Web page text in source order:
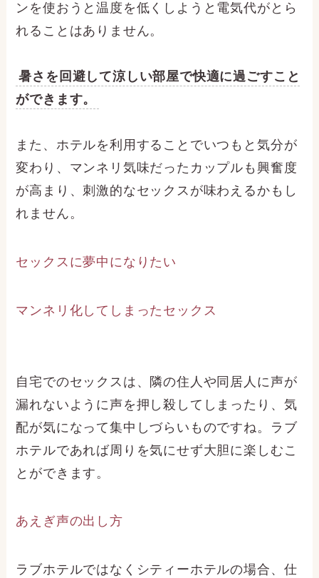
ンを使おうと温度を低くしようと電気代がとら
れることはありません。
暑さを回避して涼しい部屋で快適に過ごすこと
ができます。
また、ホテルを利用することでいつもと気分が
変わり、マンネリ気味だったカップルも興奮度
が高まり、刺激的なセックスが味わえるかもし
れません。
セックスに夢中になりたい
マンネリ化してしまったセックス
自宅でのセックスは、隣の住人や同居人に声が
漏れないように声を押し殺してしまったり、気
配が気になって集中しづらいものですね。ラブ
ホテルであれば周りを気にせず大胆に楽しむこ
とができます。
あえぎ声の出し方
ラブホテルではなくシティーホテルの場合、仕